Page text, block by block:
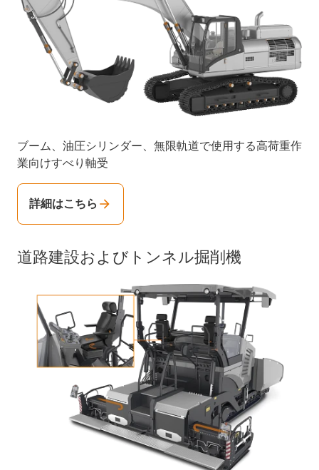
ブーム、油圧シリンダー、無限軌道で使用する高荷重作
業向けすべり軸受
詳細はこちら
道路建設およびトンネル掘削機